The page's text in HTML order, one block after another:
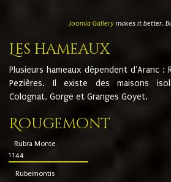
Joomla Gallerymakes it better.
Les hameaux
Plusieurs hameaux dépendent d'Aranc :
Pezières. Il existe des maisons
Colognat, Gorge et Granges Goyet.
Rougemont
Rubra Monte
1144
Rubeimontis